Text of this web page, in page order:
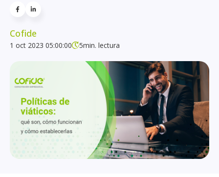
Cofide
1 oct 2023 05:00:00 5min. lectura